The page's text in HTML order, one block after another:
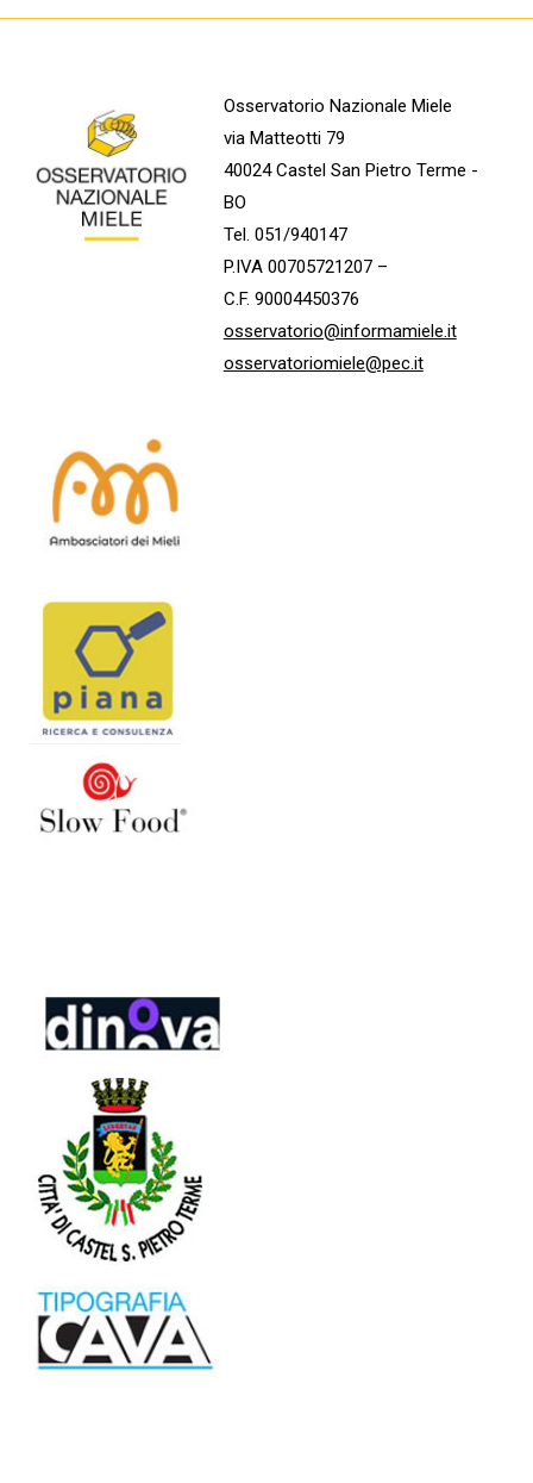
Osservatorio Nazionale Miele
via Matteotti 79
40024 Castel San Pietro Terme -
BO
Tel. 051/940147
P.IVA 00705721207 –
C.F. 90004450376
osservatorio@informamiele.it
osservatoriomiele@pec.it